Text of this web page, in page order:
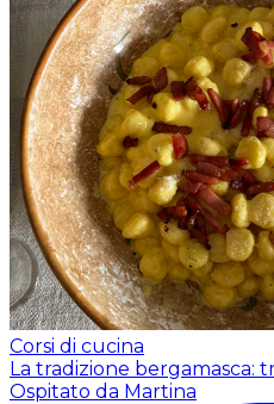
Corsi di cucina
La tradizione bergamasca:
Ospitato da Martina